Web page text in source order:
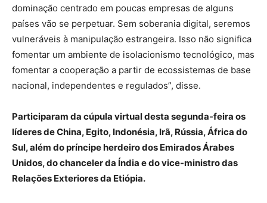
dominação centrado em poucas empresas de alguns
países vão se perpetuar. Sem soberania digital, seremos
vulneráveis à manipulação estrangeira. Isso não significa
fomentar um ambiente de isolacionismo tecnológico, mas
fomentar a cooperação a partir de ecossistemas de base
nacional, independentes e regulados”, disse.
Participaram da cúpula virtual desta segunda-feira os
líderes de China, Egito, Indonésia, Irã, Rússia, África do
Sul, além do príncipe herdeiro dos Emirados Árabes
Unidos, do chanceler da Índia e do vice-ministro das
Relações Exteriores da Etiópia.